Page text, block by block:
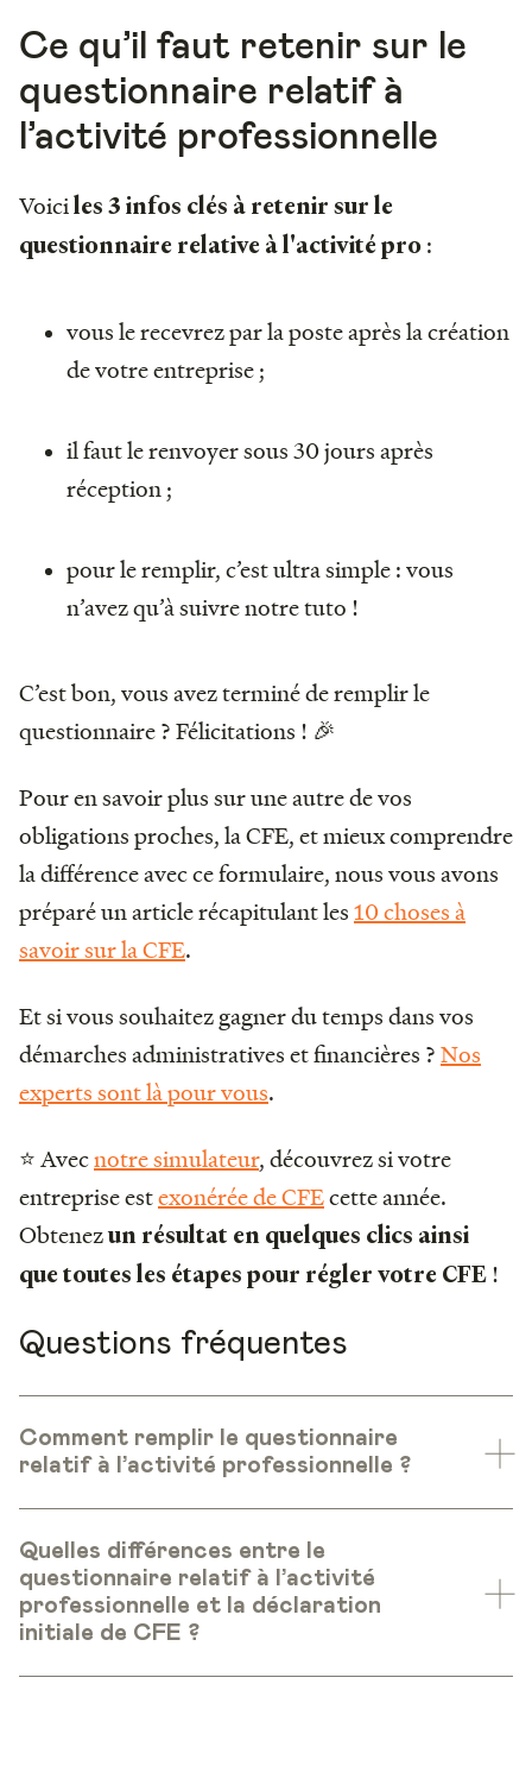
Ce qu’il faut retenir sur le
questionnaire relatif à
l’activité professionnelle
Voiciles 3 infos clés à retenir sur le
questionnaire relative à l'activité pro :
vous le recevrez par la poste après la création
de votre entreprise ;
il faut le renvoyer sous 30 jours après
réception ;
pour le remplir, c’est ultra simple : vous
n’avez qu’à suivre notre tuto !
C’est bon, vous avez terminé de remplir le
questionnaire ? Félicitations ! 🎉
Pour en savoir plus sur une autre de vos
obligations proches, la CFE, et mieux comprendre
la différence avec ce formulaire, nous vous avons
préparé un article récapitulant les10 choses à
savoir sur la CFE.
Et si vous souhaitez gagner du temps dans vos
démarches administratives et financières ?Nos
experts sont là pour vous.
⭐ Avecnotre simulateur, découvrez si votre
entreprise estexonérée de CFEcette année.
Obtenezun résultat en quelques clics ainsi
que toutes les étapes pour régler votre CFE !
Questions fréquentes
Comment remplir le questionnaire
relatif à l’activité professionnelle ?
Quelles différences entre le
questionnaire relatif à l’activité
professionnelle et la déclaration
initiale de CFE ?